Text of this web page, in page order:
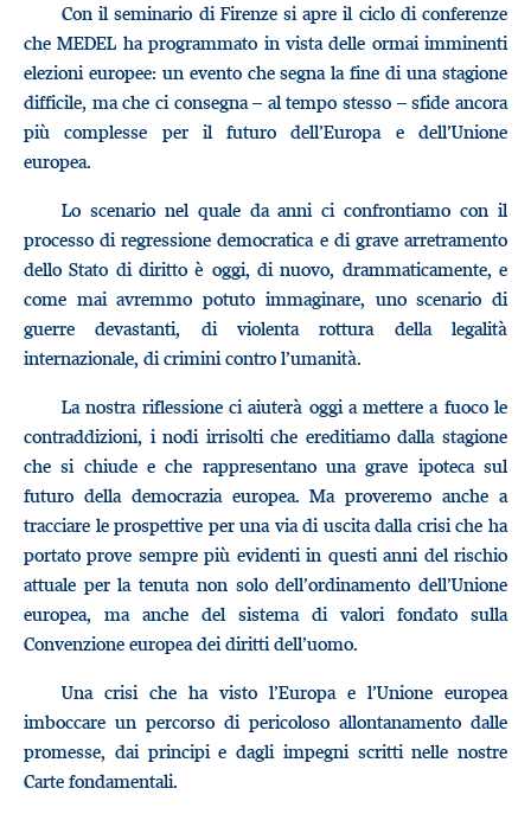
Con il seminario di Firenze si apre il ciclo di conferenze
che MEDEL ha programmato in vista delle ormai imminenti
elezioni europee: un evento che segna la fine di una stagione
difficile, ma che ci consegna – al tempo stesso – sfide ancora
più complesse per il futuro dell’Europa e dell’Unione
europea.
Lo scenario nel quale da anni ci confrontiamo con il
processo di regressione democratica e di grave arretramento
dello Stato di diritto è oggi, di nuovo, drammaticamente, e
come mai avremmo potuto immaginare, uno scenario di
guerre devastanti, di violenta rottura della legalità
internazionale, di crimini contro l’umanità.
La nostra riflessione ci aiuterà oggi a mettere a fuoco le
contraddizioni, i nodi irrisolti che ereditiamo dalla stagione
che si chiude e che rappresentano una grave ipoteca sul
futuro della democrazia europea. Ma proveremo anche a
tracciare le prospettive per una via di uscita dalla crisi che ha
portato prove sempre più evidenti in questi anni del rischio
attuale per la tenuta non solo dell’ordinamento dell’Unione
europea, ma anche del sistema di valori fondato sulla
Convenzione europea dei diritti dell’uomo.
Una crisi che ha visto l’Europa e l’Unione europea
imboccare un percorso di pericoloso allontanamento dalle
promesse, dai principi e dagli impegni scritti nelle nostre
Carte fondamentali.